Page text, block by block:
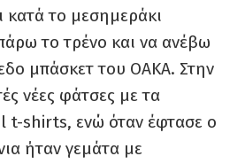
κατά το μεσημεράκι
το τρένο και να ανέβω
μπάσκετ του ΟΑΚΑ. Στην
νέες φάτσες με τα
t-shirts, ενώ όταν έφτασε ο
ήταν γεμάτα με